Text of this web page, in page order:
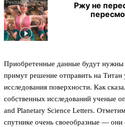
Ржу не
Приобретенные данные будут нужны
примут решение отправить на Титан
исследования поверхности. Как
собственных исследований ученые
and Planetary Science Letters.
спутнике очень своеобразные — они